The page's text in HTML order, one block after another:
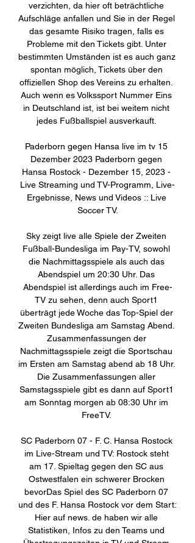
verzichten, da hier oft beträchtliche
Aufschläge anfallen und Sie in der Regel
das gesamte Risiko tragen, falls es
Probleme mit den Tickets gibt. Unter
bestimmten Umständen ist es auch ganz
spontan möglich, Tickets über den
offiziellen Shop des Vereins zu erhalten.
Auch wenn es Volkssport Nummer Eins
in Deutschland ist, ist bei weitem nicht
jedes Fußballspiel ausverkauft.
Paderborn gegen Hansa live im tv 15
Dezember 2023 Paderborn gegen
Hansa Rostock - Dezember 15, 2023 -
Live Streaming und TV-Programm, Live-
Ergebnisse, News und Videos :: Live
Soccer TV.
Sky zeigt live alle Spiele der Zweiten
Fußball-Bundesliga im Pay-TV, sowohl
die Nachmittagsspiele als auch das
Abendspiel um 20:30 Uhr. Das
Abendspiel ist allerdings auch im Free-
TV zu sehen, denn auch Sport1
überträgt jede Woche das Top-Spiel der
Zweiten Bundesliga am Samstag Abend.
Zusammenfassungen der
Nachmittagsspiele zeigt die Sportschau
im Ersten am Samstag abend ab 18 Uhr.
Die Zusammenfassungen aller
Samstagsspiele gibt es dann auf Sport1
am Sonntag morgen ab 08:30 Uhr im
FreeTV.
SC Paderborn 07 - F. C. Hansa Rostock
im Live-Stream und TV: Rostock steht
am 17. Spieltag gegen den SC aus
Ostwestfalen ein schwerer Brocken
bevorDas Spiel des SC Paderborn 07
und des F. Hansa Rostock vor dem Start:
Hier auf news. de haben wir alle
Statistiken, Infos zu den Teams und